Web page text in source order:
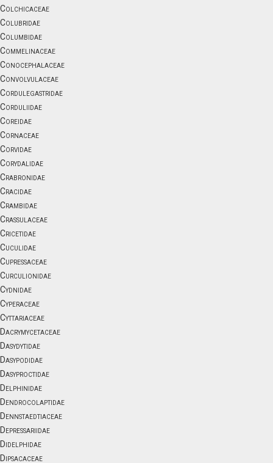
Colchicaceae
Colubridae
Columbidae
Commelinaceae
Conocephalaceae
Convolvulaceae
Cordulegastridae
Corduliidae
Coreidae
Cornaceae
Corvidae
Corydalidae
Crabronidae
Cracidae
Crambidae
Crassulaceae
Cricetidae
Cuculidae
Cupressaceae
Curculionidae
Cydnidae
Cyperaceae
Cyttariaceae
Dacrymycetaceae
Dasydytidae
Dasypodidae
Dasyproctidae
Delphinidae
Dendrocolaptidae
Dennstaedtiaceae
Depressariidae
Didelphidae
Dipsacaceae